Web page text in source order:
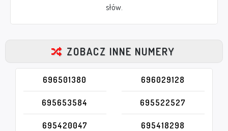
słów.
ZOBACZ INNE NUMERY
696501380 696029128
695653584 695522527
695420047 695418298